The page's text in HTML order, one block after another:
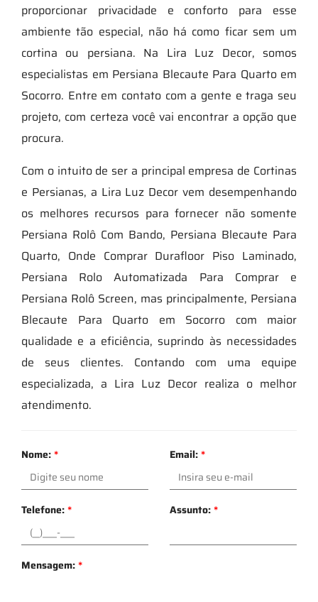
proporcionar privacidade e conforto para esse
ambiente tão especial, não há como ficar sem um
cortina ou persiana. Na Lira Luz Decor, somos
especialistas em Persiana Blecaute Para Quarto em
Socorro. Entre em contato com a gente e traga seu
projeto, com certeza você vai encontrar a opção que
procura.
Com o intuito de ser a principal empresa de Cortinas
e Persianas, a Lira Luz Decor vem desempenhando
os melhores recursos para fornecer não somente
Persiana Rolô Com Bando, Persiana Blecaute Para
Quarto, Onde Comprar Durafloor Piso Laminado,
Persiana Rolo Automatizada Para Comprar e
Persiana Rolô Screen, mas principalmente, Persiana
Blecaute Para Quarto em Socorro com maior
qualidade e a eficiência, suprindo às necessidades
de seus clientes. Contando com uma equipe
especializada, a Lira Luz Decor realiza o melhor
atendimento.
Nome:* Email:*
Telefone:* Assunto:*
Mensagem:*